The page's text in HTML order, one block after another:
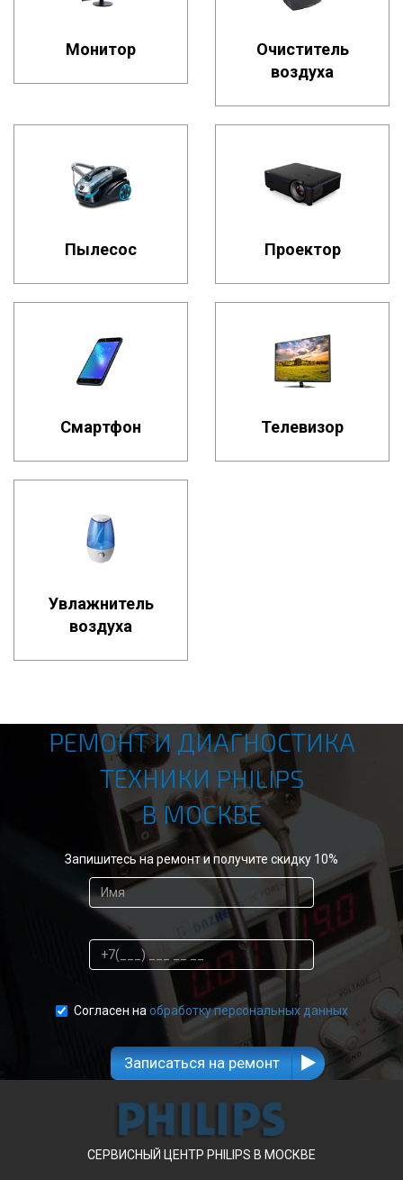
Монитор
Очиститель
воздуха
Пылесос Проектор
Смартфон Телевизор
Увлажнитель
воздуха
РЕМОНТ И ДИАГНОСТИКА
ТЕХНИКИ PHILIPS
В МОСКВЕ
Запишитесь на ремонт и получите скидку 10%
Согласен наобработку персональных данных
Записаться на ремонт
СЕРВИСНЫЙ ЦЕНТР PHILIPS В МОСКВЕ